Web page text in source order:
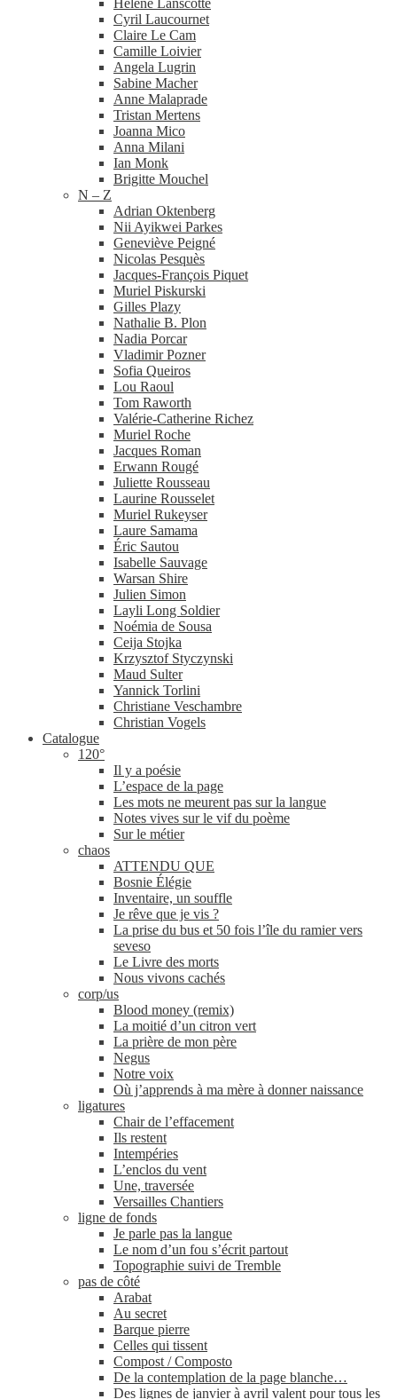
Hélène Lanscotte
Cyril Laucournet
Claire Le Cam
Camille Loivier
Angela Lugrin
Sabine Macher
Anne Malaprade
Tristan Mertens
Joanna Mico
Anna Milani
Ian Monk
Brigitte Mouchel
N – Z
Adrian Oktenberg
Nii Ayikwei Parkes
Geneviève Peigné
Nicolas Pesquès
Jacques-​François Piquet
Muriel Piskurski
Gilles Plazy
Nathalie B. Plon
Nadia Porcar
Vladimir Pozner
Sofia Queiros
Lou Raoul
Tom Raworth
Valérie-​Catherine Richez
Muriel Roche
Jacques Roman
Erwann Rougé
Juliette Rousseau
Laurine Rousselet
Muriel Rukeyser
Laure Samama
Éric Sautou
Isabelle Sauvage
Warsan Shire
Julien Simon
Layli Long Soldier
Noémia de Sousa
Ceija Stojka
Krzysztof Styczynski
Maud Sulter
Yannick Torlini
Christiane Veschambre
Christian Vogels
Catalogue
120°
Il y a poésie
L’espace de la page
Les mots ne meurent pas sur la langue
Notes vives sur le vif du poème
Sur le métier
chaos
ATTENDU QUE
Bosnie Élégie
Inventaire, un souffle
Je rêve que je vis ?
La prise du bus et 50 fois l’île du ramier vers
seveso
Le Livre des morts
Nous vivons cachés
corp/​us
Blood money (remix)
La moitié d’un citron vert
La prière de mon père
Negus
Notre voix
Où j’apprends à ma mère à donner naissance
ligatures
Chair de l’effacement
Ils restent
Intempéries
L’enclos du vent
Une, traversée
Versailles Chantiers
ligne de fonds
Je parle pas la langue
Le nom d’un fou s’écrit partout
Topographie suivi de Tremble
pas de côté
Arabat
Au secret
Barque pierre
Celles qui tissent
Compost / Composto
De la contemplation de la page blanche…
Des lignes de janvier à avril valent pour tous les